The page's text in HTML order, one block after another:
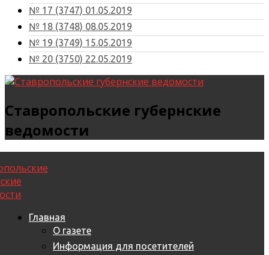
№ 17 (3747) 01.05.2019
№ 18 (3748) 08.05.2019
№ 19 (3749) 15.05.2019
№ 20 (3750) 22.05.2019
Ставропольские губернские
ведомости
Главная
О газете
Информация для посетителей